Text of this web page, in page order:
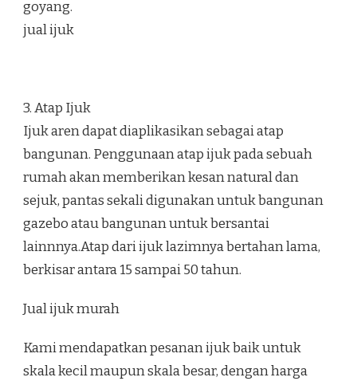
goyang.
jual ijuk
3. Atap Ijuk
Ijuk aren dapat diaplikasikan sebagai atap
bangunan. Penggunaan atap ijuk pada sebuah
rumah akan memberikan kesan natural dan
sejuk, pantas sekali digunakan untuk bangunan
gazebo atau bangunan untuk bersantai
lainnnya.Atap dari ijuk lazimnya bertahan lama,
berkisar antara 15 sampai 50 tahun.
Jual ijuk murah
Kami mendapatkan pesanan ijuk baik untuk
skala kecil maupun skala besar, dengan harga